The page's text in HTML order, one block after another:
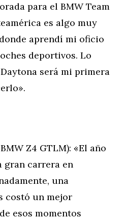
para el BMW Team
es algo muy
aprendí mi oficio
deportivos. Lo
será mi primera
Z4 GTLM): «El año
gran carrera en
una
costó un mejor
esos momentos